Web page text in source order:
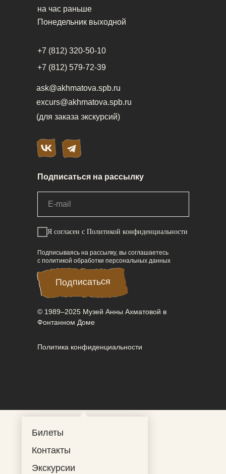
Подписываясь на рассылку, вы соглашаетесь
с политикой обработки персональных данных
Я согласен с Политикой конфиденциальности
Подписаться на рассылку
на час раньше
Понедельник выходной
© 1989–2025 Музей Анны Ахматовой в
Фонтанном Доме
Политика конфиденциальности
ask@akhmatova.spb.ru
+7 (812) 579-72-39
+7 (812) 320-50-10
Подписаться
Подписаться
excurs@akhmatova.spb.ru
(для заказа экскурсий)
Контакты
Экскурсии
Билеты